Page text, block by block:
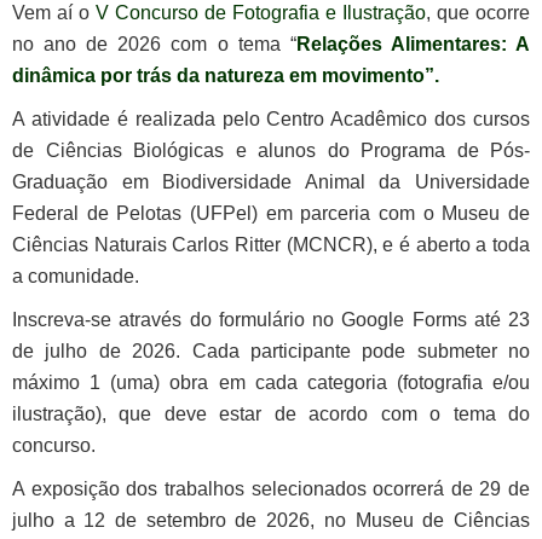
Vem aí o V Concurso de Fotografia e Ilustração, que ocorre
no ano de 2026 com o tema “Relações Alimentares: A
dinâmica por trás da natureza em movimento”.
A atividade é realizada pelo Centro Acadêmico dos cursos
de Ciências Biológicas e alunos do Programa de Pós-
Graduação em Biodiversidade Animal da Universidade
Federal de Pelotas (UFPel) em parceria com o Museu de
Ciências Naturais Carlos Ritter (MCNCR), e é aberto a toda
a comunidade.
Inscreva-se através do formulário no Google Forms até 23
de julho de 2026. Cada participante pode submeter no
máximo 1 (uma) obra em cada categoria (fotografia e/ou
ilustração), que deve estar de acordo com o tema do
concurso.
A exposição dos trabalhos selecionados ocorrerá de 29 de
julho a 12 de setembro de 2026, no Museu de Ciências